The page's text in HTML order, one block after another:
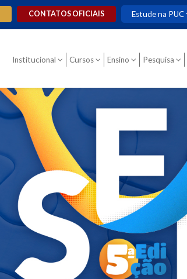
CONTATOS OFICIAIS Estude na PUC
Institucional Cursos Ensino Pesquisa